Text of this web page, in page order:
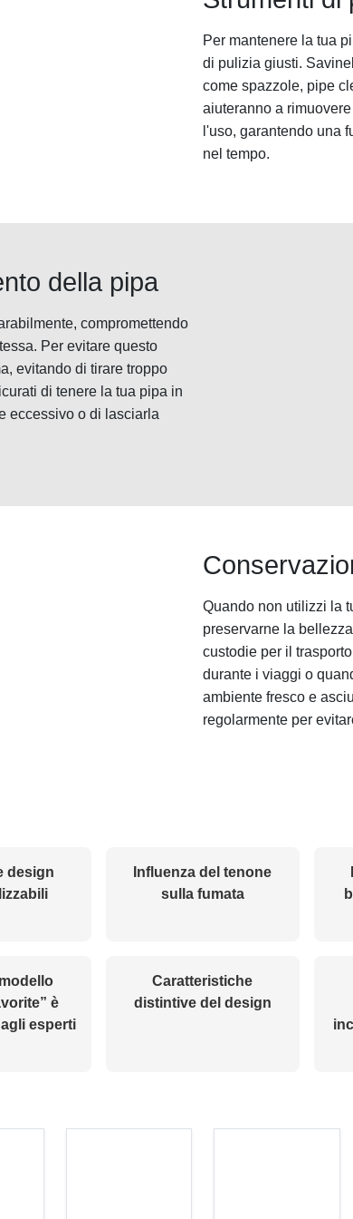
Per mantenere la tua
di pulizia giusti.
come spazzole, pipe
aiuteranno a
l'uso, garantendo una
nel tempo.
della pipa
compromettendo
Per evitare questo
evitando di tirare troppo
di tenere la tua pipa in
eccessivo o di lasciarla
Quando non utilizzi la
preservarne la
custodie per il
durante i viaggi o
ambiente fresco e
regolarmente per
design
Influenza del tenone
sulla fumata
è
esperti
Caratteristiche
distintive del design